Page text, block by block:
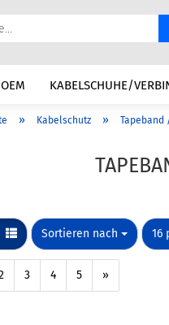
KABELSCHUHE/
ELEKTRIK KFZ
» Kabelschutz » Tapeband
Sortieren nach
Sortieren nach 16
3 4 5 »